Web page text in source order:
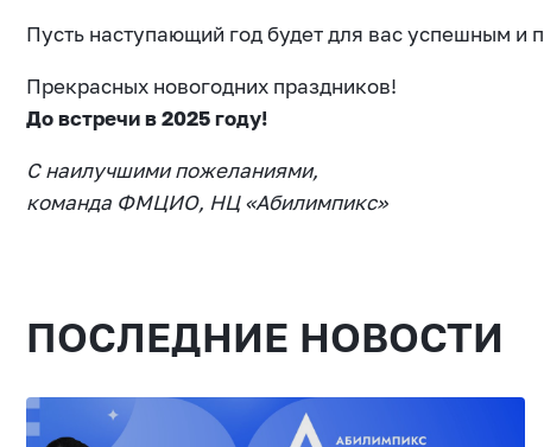
Пусть наступающий год будет для вас успешным и
Прекрасных новогодних праздников!
До встречи в 2025 году!
С наилучшими пожеланиями,
команда ФМЦИО, НЦ «Абилимпикс»
ПОСЛЕДНИЕ НОВОСТИ